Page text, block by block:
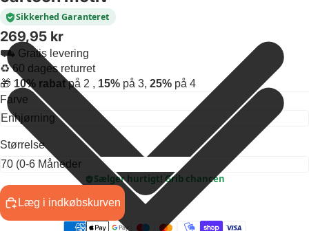
Sikkerhed Garanteret
269,95 kr
⛟ Gratis levering
♻ 60 dages returret
🎁 10% rabatpå 2 , 15% på 3, 25% på 4
Farve
Størrelse
Sælger hurtigt! Grib chancen
Læg i indkøbskurven